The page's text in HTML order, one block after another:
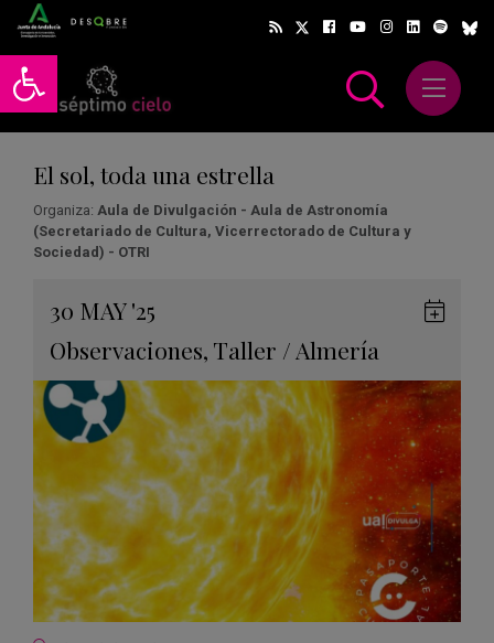
Abrir barra de herramientas
Abrir
El sol, toda una estrella
Organiza: Aula de Divulgación - Aula de Astronomía
(Secretariado de Cultura, Vicerrectorado de Cultura y
Sociedad) - OTRI
30 MAY'25
Observaciones, Taller / Almería